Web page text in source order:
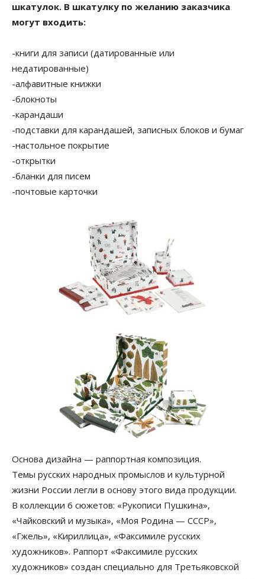
шкатулок. В шкатулку по желанию заказчика
могут входить:
-книги для записи (датированные или
недатированные)
-алфавитные книжки
-блокноты
-карандаши
-подставки для карандашей, записных блоков и бумаг
-настольное покрытие
-открытки
-бланки для писем
-почтовые карточки
Основа дизайна — раппортная композиция.
Темы русских народных промыслов и культурной
жизни России легли в основу этого вида продукции.
В коллекции 6 сюжетов: «Рукописи Пушкина»,
«Чайковский и музыка», «Моя Родина — СССР»,
«Гжель», «Кириллица», «Факсимиле русских
художников». Раппорт «Факсимиле русских
художников» создан специально для Третьяковской